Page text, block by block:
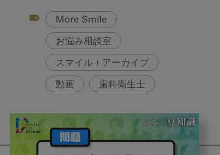
More Smile
お悩み相談室
スマイル＋アーカイブ
動画 歯科衛生士